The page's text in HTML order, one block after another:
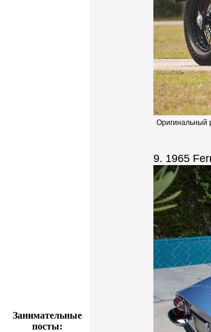
Занимательные
посты:
Оригинальный
9. 1965